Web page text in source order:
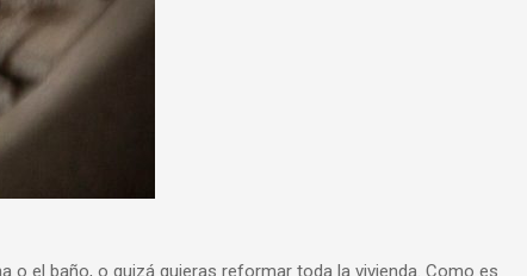
o el baño, o quizá quieras reformar toda la vivienda. Como es